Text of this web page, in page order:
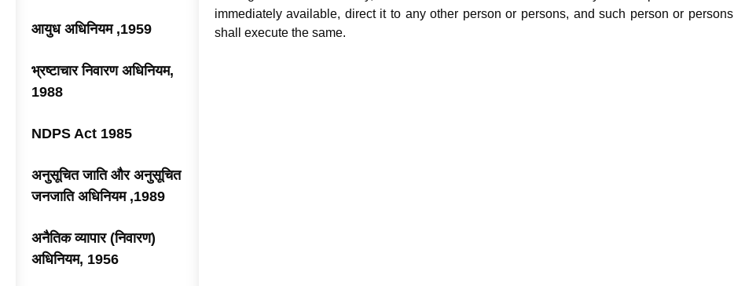
आयुध अधिनियम ,1959
भ्रष्टाचार निवारण अधिनियम,
1988
NDPS Act 1985
अनुसूचित जाति और अनुसूचित
जनजाति अधिनियम ,1989
अनैतिक व्यापार (निवारण)
अधिनियम, 1956
immediately available, direct it to any other person or persons, and such person or persons
shall execute the same.